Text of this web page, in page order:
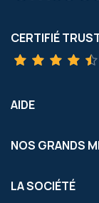
CERTIFIÉ
AIDE
NOS GRANDS
LA SOCIÉTÉ